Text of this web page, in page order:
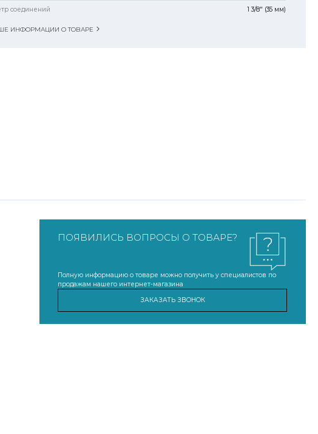
соединений 1 3/8" (35 мм)
ИНФОРМАЦИИ О ТОВАРЕ
ПОЯВИЛИСЬ ВОПРОСЫ О ТОВАРЕ?
Полную информацию о товаре можно получить у специалистов по
продажам нашего интернет-магазина
ЗАКАЗАТЬ ЗВОНОК